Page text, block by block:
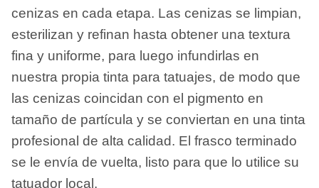
cenizas en cada etapa. Las cenizas se limpian,
esterilizan y refinan hasta obtener una textura
fina y uniforme, para luego infundirlas en
nuestra propia tinta para tatuajes, de modo que
las cenizas coincidan con el pigmento en
tamaño de partícula y se conviertan en una tinta
profesional de alta calidad. El frasco terminado
se le envía de vuelta, listo para que lo utilice su
tatuador local.